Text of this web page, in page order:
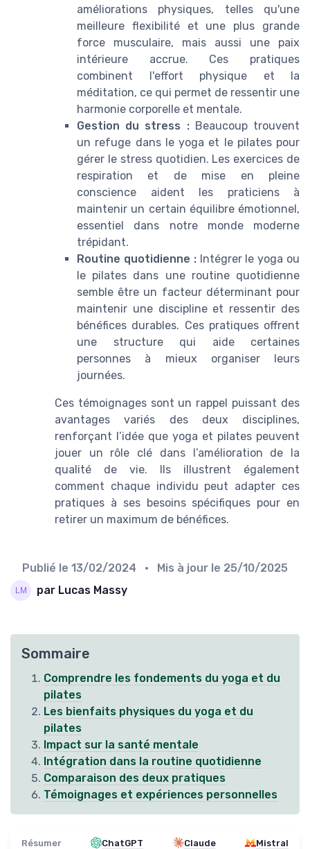
améliorations physiques, telles qu'une
meilleure flexibilité et une plus grande
force musculaire, mais aussi une paix
intérieure accrue. Ces pratiques
combinent l'effort physique et la
méditation, ce qui permet de ressentir une
harmonie corporelle et mentale.
Gestion du stress :Beaucoup trouvent
un refuge dans le yoga et le pilates pour
gérer le stress quotidien. Les exercices de
respiration et de mise en pleine
conscience aident les praticiens à
maintenir un certain équilibre émotionnel,
essentiel dans notre monde moderne
trépidant.
Routine quotidienne :Intégrer le yoga ou
le pilates dans une routine quotidienne
semble être un facteur déterminant pour
maintenir une discipline et ressentir des
bénéfices durables. Ces pratiques offrent
une structure qui aide certaines
personnes à mieux organiser leurs
journées.
Ces témoignages sont un rappel puissant des
avantages variés des deux disciplines,
renforçant l’idée que yoga et pilates peuvent
jouer un rôle clé dans l’amélioration de la
qualité de vie. Ils illustrent également
comment chaque individu peut adapter ces
pratiques à ses besoins spécifiques pour en
retirer un maximum de bénéfices.
Publié le 13/02/2024 • Mis à jour le 25/10/2025
par Lucas Massy
Sommaire
Comprendre les fondements du yoga et du
pilates
Les bienfaits physiques du yoga et du
pilates
Impact sur la santé mentale
Intégration dans la routine quotidienne
Comparaison des deux pratiques
Témoignages et expériences personnelles
Résumer ChatGPT Claude Mistral